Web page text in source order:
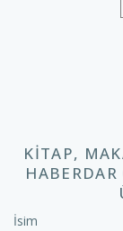
KITAP,
İsim